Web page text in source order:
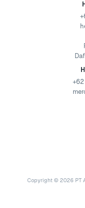
+62
Copyright © 2026 PT